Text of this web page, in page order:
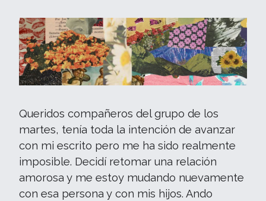
Queridos compañeros del grupo de los
martes, tenía toda la intención de avanzar
con mi escrito pero me ha sido realmente
imposible. Decidí retomar una relación
amorosa y me estoy mudando nuevamente
con esa persona y con mis hijos. Ando